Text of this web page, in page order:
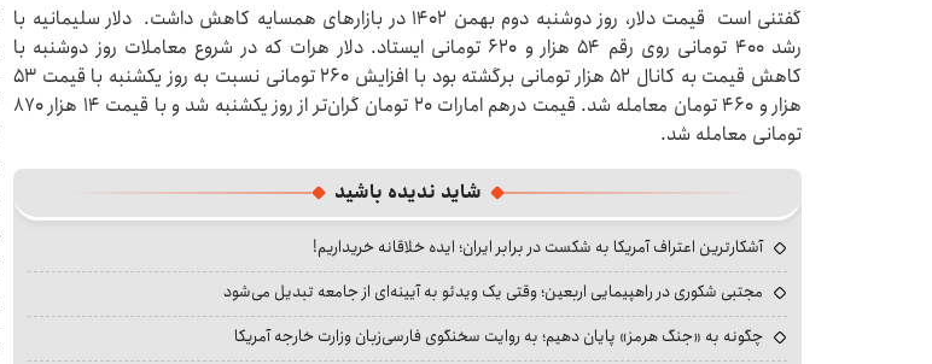
گفتنی است قیمت دلار، روز دوشنبه دوم بهمن ۱۴۰۲ در بازارهای همسایه کاهش داشت. دلار سلیمانیه با
رشد ۴۰۰ تومانی روی رقم ۵۴ هزار و ۶۲۰ تومانی ایستاد. دلار هرات که در شروع معاملات روز دوشنبه با
کاهش قیمت به کانال ۵۲ هزار تومانی برگشته بود با افزایش ۲۶۰ تومانی نسبت به روز یکشنبه با قیمت ۵۳
هزار و ۴۶۰ تومان معامله شد. قیمت درهم امارات ۲۰ تومان گران‌تر از روز یکشنبه شد و با قیمت ۱۴ هزار ۸۷۰
تومانی معامله شد.
شاید ندیده باشید
آشکارترین اعتراف آمریکا به شکست در برابر ایران؛ ایده خلاقانه خریداریم!
مجتبی شکوری در راهپیمایی اربعین؛ وقتی یک ویدئو به آیینه‌ای از جامعه تبدیل می‌شود
چگونه به «جنگ هرمز» پایان دهیم؛ به روایت سخنگوی فارسی‌زبان وزارت خارجه آمریکا